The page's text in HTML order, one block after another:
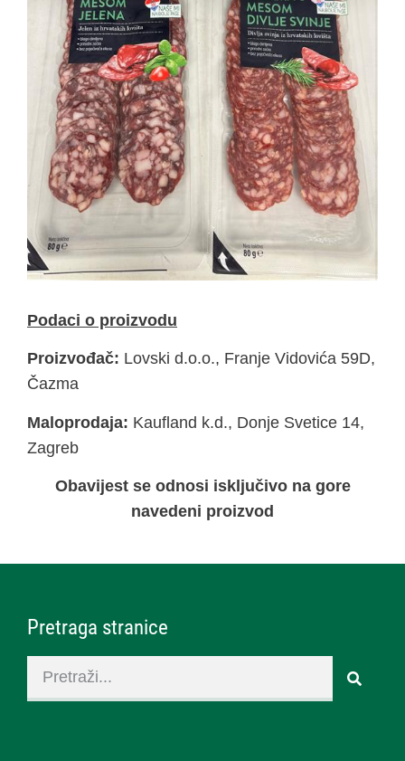
Podaci o proizvodu
Proizvođač: Lovski d.o.o., Franje Vidovića 59D,
Čazma
Maloprodaja: Kaufland k.d., Donje Svetice 14,
Zagreb
Obavijest se odnosi isključivo na gore
navedeni proizvod
Pretraga stranice